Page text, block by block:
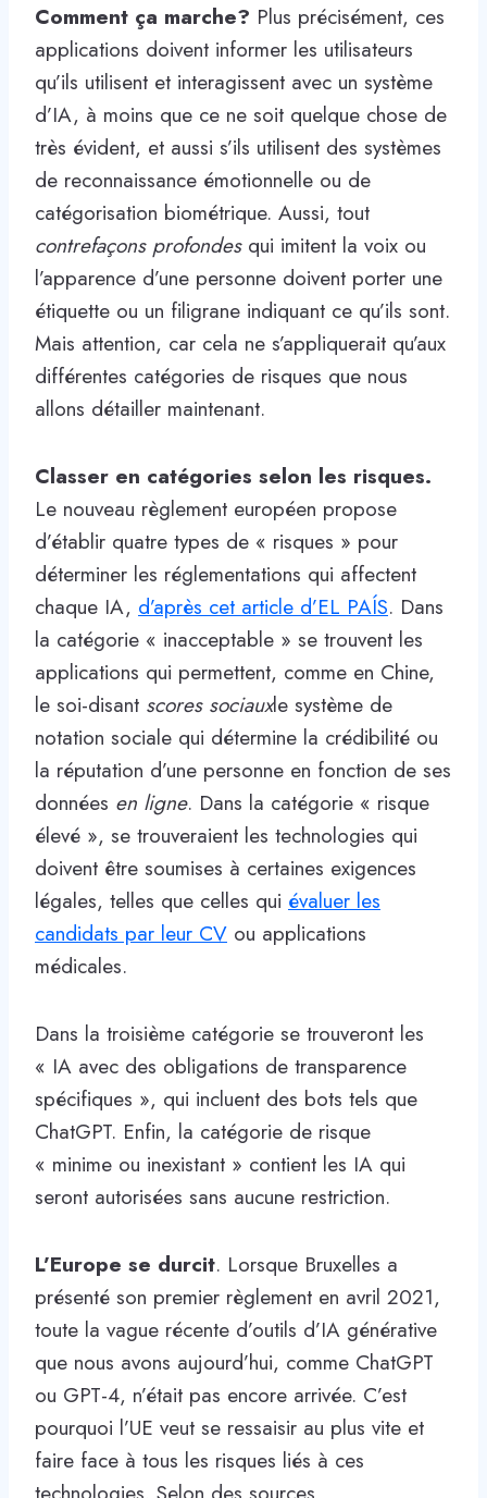
Comment ça marche? Plus précisément, ces
applications doivent informer les utilisateurs
qu’ils utilisent et interagissent avec un système
d’IA, à moins que ce ne soit quelque chose de
très évident, et aussi s’ils utilisent des systèmes
de reconnaissance émotionnelle ou de
catégorisation biométrique. Aussi, tout
contrefaçons profondesqui imitent la voix ou
l’apparence d’une personne doivent porter une
étiquette ou un filigrane indiquant ce qu’ils sont.
Mais attention, car cela ne s’appliquerait qu’aux
différentes catégories de risques que nous
allons détailler maintenant.
Classer en catégories selon les risques.
Le nouveau règlement européen propose
d’établir quatre types de « risques » pour
déterminer les réglementations qui affectent
chaque IA, d’après cet article d’EL PAÍS. Dans
la catégorie « inacceptable » se trouvent les
applications qui permettent, comme en Chine,
le soi-disant scores sociauxle système de
notation sociale qui détermine la crédibilité ou
la réputation d’une personne en fonction de ses
données en ligne. Dans la catégorie « risque
élevé », se trouveraient les technologies qui
doivent être soumises à certaines exigences
légales, telles que celles qui évaluer les
candidats par leur CV ou applications
médicales.
Dans la troisième catégorie se trouveront les
« IA avec des obligations de transparence
spécifiques », qui incluent des bots tels que
ChatGPT. Enfin, la catégorie de risque
« minime ou inexistant » contient les IA qui
seront autorisées sans aucune restriction.
L’Europe se durcit. Lorsque Bruxelles a
présenté son premier règlement en avril 2021,
toute la vague récente d’outils d’IA générative
que nous avons aujourd’hui, comme ChatGPT
ou GPT-4, n’était pas encore arrivée. C’est
pourquoi l’UE veut se ressaisir au plus vite et
faire face à tous les risques liés à ces